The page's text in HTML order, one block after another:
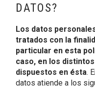
DATOS?
Los datos
tratados con la
particular en esta
caso, en los
dispuestos en ésta.
datos atiende a los